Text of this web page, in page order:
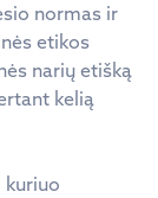
normas ir
etikos
narių etišką
kelią
kuriuo